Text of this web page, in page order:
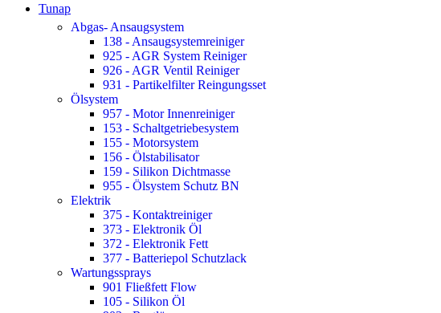
Tunap
Abgas- Ansaugsystem
138 - Ansaugsystemreiniger
925 - AGR System Reiniger
926 - AGR Ventil Reiniger
931 - Partikelfilter Reingungsset
Ölsystem
957 - Motor Innenreiniger
153 - Schaltgetriebesystem
155 - Motorsystem
156 - Ölstabilisator
159 - Silikon Dichtmasse
955 - Ölsystem Schutz BN
Elektrik
375 - Kontaktreiniger
373 - Elektronik Öl
372 - Elektronik Fett
377 - Batteriepol Schutzlack
Wartungssprays
901 Fließfett Flow
105 - Silikon Öl